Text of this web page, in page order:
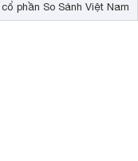
phần So Sánh Việt Nam